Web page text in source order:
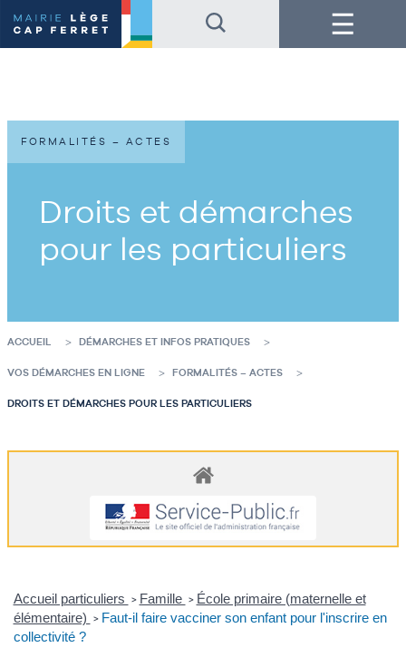
au
contenu
de
au
pied
de
Menu
Droits et démarches
pour les particuliers
FORMALITÉS – ACTES
ACCUEIL DÉMARCHES ET INFOS PRATIQUES
VOS DÉMARCHES EN LIGNE FORMALITÉS – ACTES
DROITS ET DÉMARCHES POUR LES PARTICULIERS
Accueil particuliers > Famille > École primaire (maternelle et
élémentaire) > Faut-il faire vacciner son enfant pour l'inscrire en
collectivité ?